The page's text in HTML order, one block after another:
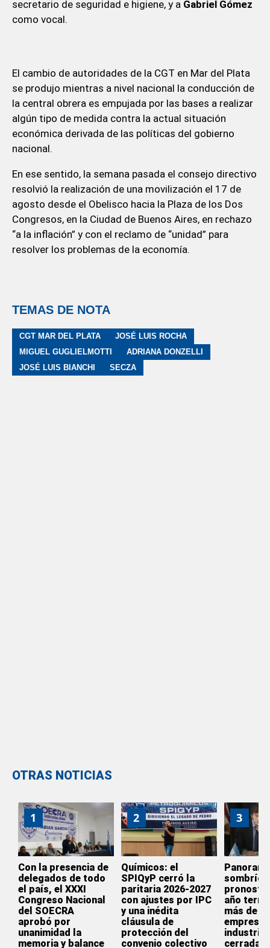
secretario de seguridad e higiene, y a Gabriel Gómez
como vocal.
El cambio de autoridades de la CGT en Mar del Plata
se produjo mientras a nivel nacional la conducción de
la central obrera es empujada por las bases a realizar
algún tipo de medida contra la actual situación
económica derivada de las políticas del gobierno
nacional.
En ese sentido, la semana pasada el consejo directivo
resolvió la realización de una movilización el 17 de
agosto desde el Obelisco hacia la Plaza de los Dos
Congresos, en la Ciudad de Buenos Aires, en rechazo
“a la inflación” y con el reclamo de “unidad” para
resolver los problemas de la economía.
TEMAS DE NOTA
CGT MAR DEL PLATA
JOSÉ LUIS ROCHA
MIGUEL GUGLIELMOTTI
ADRIANA DONZELLI
JOSÉ LUIS BIANCHI
SECZA
OTRAS NOTICIAS
1
Con la presencia de
delegados de todo
el país, el XXXI
Congreso Nacional
del SOECRA
aprobó por
unanimidad la
memoria y balance
2
Químicos: el
SPIQyP cerró la
paritaria 2026-2027
con ajustes por IPC
y una inédita
cláusula de
protección del
convenio colectivo
3
sombrío:
año
más de
empresas
cerradas